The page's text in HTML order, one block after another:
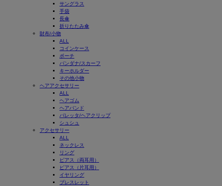
サングラス
手袋
長傘
折りたたみ傘
財布/小物
ALL
コインケース
ポーチ
バンダナ/スカーフ
キーホルダー
その他小物
ヘアアクセサリー
ALL
ヘアゴム
ヘアバンド
バレッタ/ヘアクリップ
シュシュ
アクセサリー
ALL
ネックレス
リング
ピアス（両耳用）
ピアス（片耳用）
イヤリング
ブレスレット